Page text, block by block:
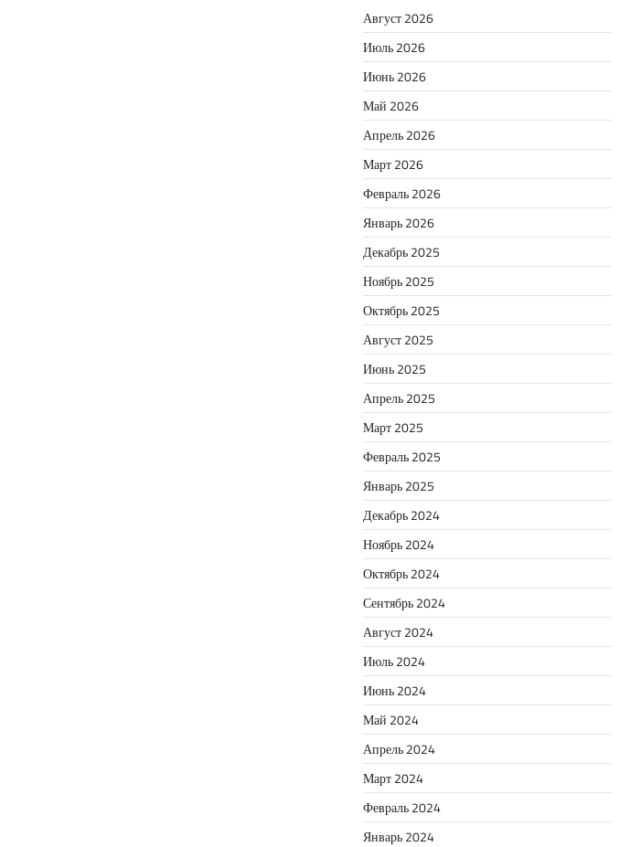
Август 2026
Июль 2026
Июнь 2026
Май 2026
Апрель 2026
Март 2026
Февраль 2026
Январь 2026
Декабрь 2025
Ноябрь 2025
Октябрь 2025
Август 2025
Июнь 2025
Апрель 2025
Март 2025
Февраль 2025
Январь 2025
Декабрь 2024
Ноябрь 2024
Октябрь 2024
Сентябрь 2024
Август 2024
Июль 2024
Июнь 2024
Май 2024
Апрель 2024
Март 2024
Февраль 2024
Январь 2024